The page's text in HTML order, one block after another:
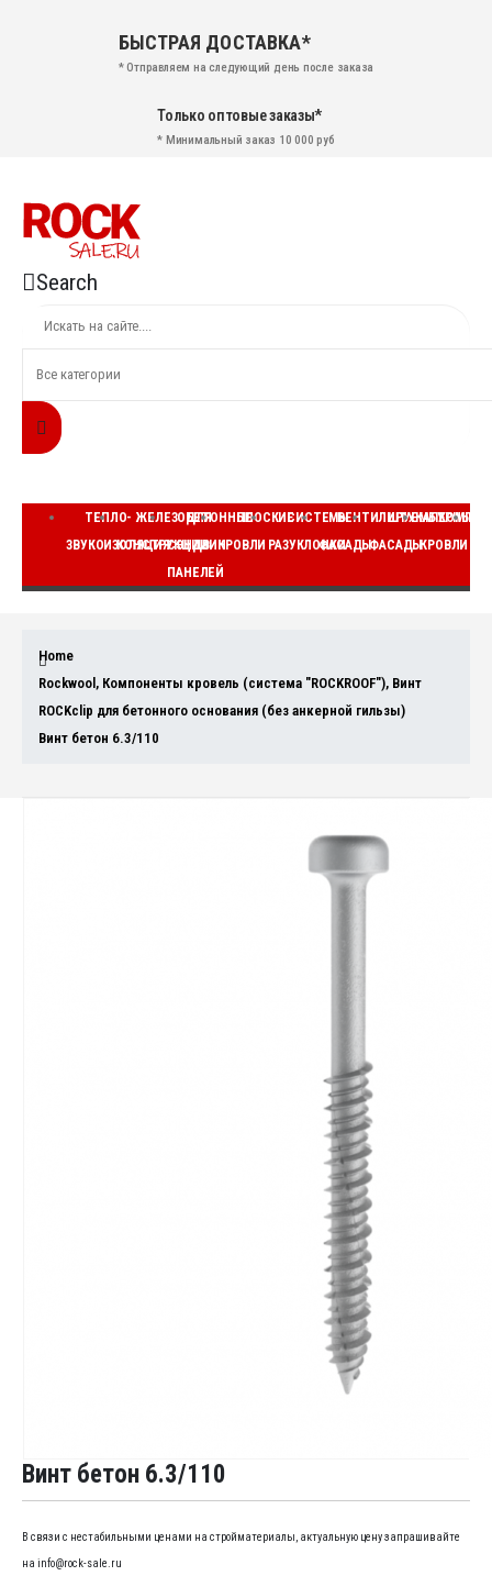
БЫСТРАЯ ДОСТАВКА*
* Отправляем на следующий день после заказа
Только оптовые заказы*
* Минимальный заказ 10 000 руб
Search
ТЕПЛО-
ЗВУКОИЗОЛЯЦИЯ
ЖЕЛЕЗОБЕТОННЫЕ
КОНСТРУКЦИИ
ДЛЯ
СЭНДВИЧ
ПАНЕЛЕЙ
ПЛОСКИЕ
КРОВЛИ
СИСТЕМЫ
РАЗУКЛОНКИ
ВЕНТИЛИРУЕМЫЕ
ФАСАДЫ
ШТУКАТУРНЫЕ
ФАСАДЫКРОВЛИ
Home
Rockwool , Компоненты кровель (система "ROCKROOF"), Винт
ROCKclip для бетонного основания (без анкерной гильзы)
Винт бетон 6.3/110
Винт бетон 6.3/110
В связи с нестабильными ценами на стройматериалы, актуальную цену запрашивайте
на info@rock-sale.ru